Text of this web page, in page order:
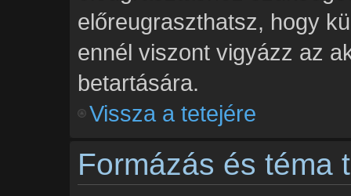
előreugraszthatsz, hogy
ennél viszont vigyázz az
betartására.
Vissza a tetejére
Formázás és téma